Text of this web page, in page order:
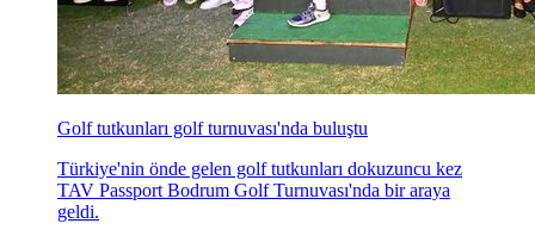
Golf tutkunları golf turnuvası'nda buluştu
Türkiye'nin önde gelen golf tutkunları dokuzuncu kez
TAV Passport Bodrum Golf Turnuvası'nda bir araya
geldi.